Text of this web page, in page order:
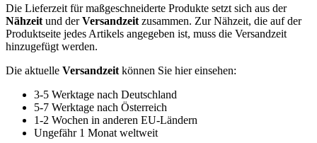
Die Lieferzeit für maßgeschneiderte Produkte setzt sich aus der
Nähzeit und derVersandzeit zusammen. Zur Nähzeit, die auf der
Produktseite jedes Artikels angegeben ist, muss die Versandzeit
hinzugefügt werden.
Die aktuelle Versandzeit können Sie hier einsehen:
3-5 Werktage nach Deutschland
5-7 Werktage nach Österreich
1-2 Wochen in anderen EU-Ländern
Ungefähr 1 Monat weltweit